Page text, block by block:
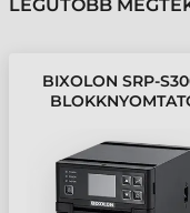
LEGUTÓBB
BIXOLON SRP-